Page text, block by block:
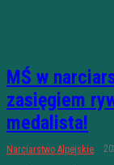
MŚ w
zasięgiem
medalista!
Narciarstwo Alpejskie